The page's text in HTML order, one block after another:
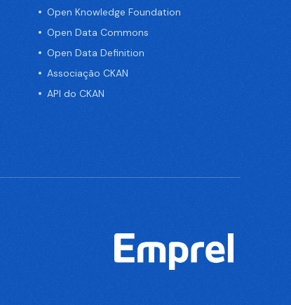
Open Knowledge Foundation
Open Data Commons
Open Data Definition
Associação CKAN
API do CKAN